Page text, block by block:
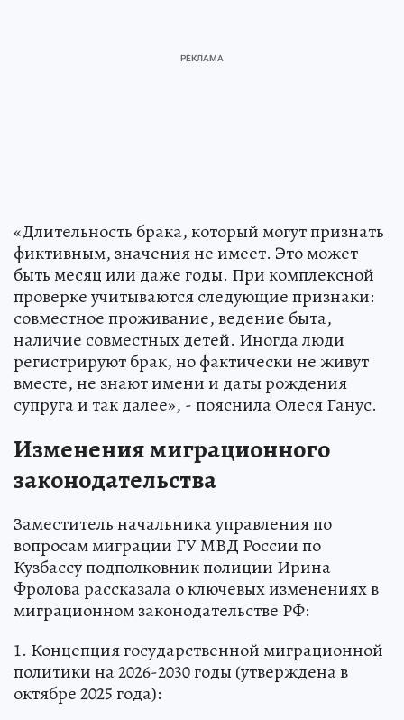
«Длительность брака, который могут признать
фиктивным, значения не имеет. Это может
быть месяц или даже годы. При комплексной
проверке учитываются следующие признаки:
совместное проживание, ведение быта,
наличие совместных детей. Иногда люди
регистрируют брак, но фактически не живут
вместе, не знают имени и даты рождения
супруга и так далее», - пояснила Олеся Ганус.
Изменения миграционного
законодательства
Заместитель начальника управления по
вопросам миграции ГУ МВД России по
Кузбассу подполковник полиции Ирина
Фролова рассказала о ключевых изменениях в
миграционном законодательстве РФ:
1. Концепция государственной миграционной
политики на 2026-2030 годы (утверждена в
октябре 2025 года):